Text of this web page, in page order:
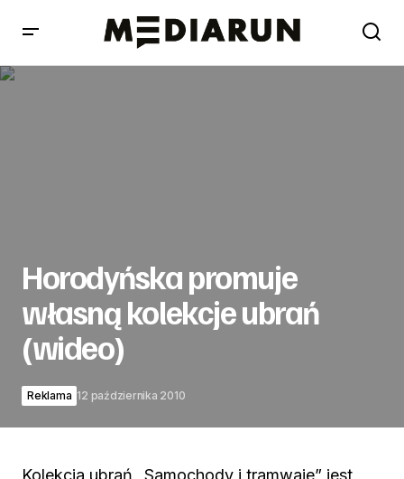
Horodyńska promuje
własną kolekcje ubrań
(wideo)
Reklama 12 października 2010
Kolekcja ubrań „Samochody i tramwaje” jest